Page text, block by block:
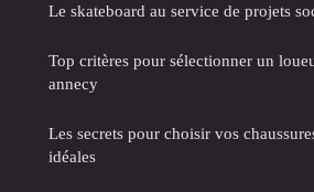
Le skateboard au service de projets
Top critères pour sélectionner un
annecy
Les secrets pour choisir vos
idéales